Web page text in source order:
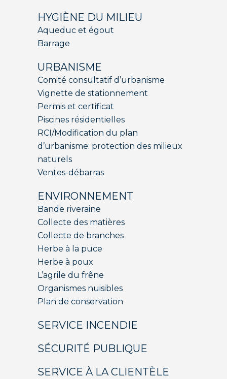
HYGIÈNE DU MILIEU
Aqueduc et égout
Barrage
URBANISME
Comité consultatif d’urbanisme
Vignette de stationnement
Permis et certificat
Piscines résidentielles
RCI/Modification du plan
d’urbanisme: protection des milieux
naturels
Ventes-débarras
ENVIRONNEMENT
Bande riveraine
Collecte des matières
Collecte de branches
Herbe à la puce
Herbe à poux
L’agrile du frêne
Organismes nuisibles
Plan de conservation
SERVICE INCENDIE
SÉCURITÉ PUBLIQUE
SERVICE À LA CLIENTÈLE